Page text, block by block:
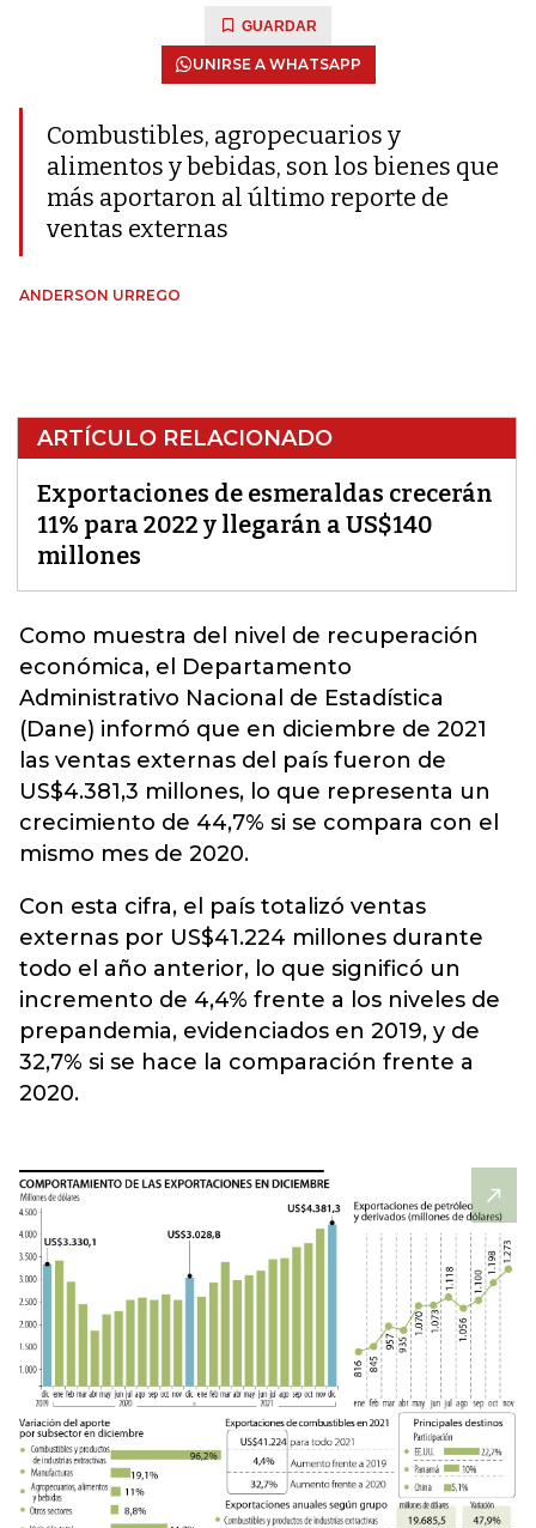
GUARDAR
UNIRSE A WHATSAPP
Combustibles, agropecuarios y
alimentos y bebidas, son los bienes que
más aportaron al último reporte de
ventas externas
ANDERSON URREGO
ARTÍCULO RELACIONADO
Exportaciones de esmeraldas crecerán
11% para 2022 y llegarán a US$140
millones
Como muestra del nivel de recuperación
económica, el Departamento
Administrativo Nacional de Estadística
(Dane) informó que en diciembre de 2021
las ventas externas del país fueron de
US$4.381,3 millones, lo que representa un
crecimiento de 44,7% si se compara con el
mismo mes de 2020.
Con esta cifra, el país totalizó ventas
externas por US$41.224 millones durante
todo el año anterior, lo que significó un
incremento de 4,4% frente a los niveles de
prepandemia, evidenciados en 2019, y de
32,7% si se hace la comparación frente a
2020.